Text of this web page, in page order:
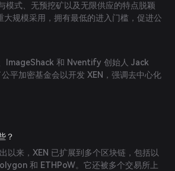
模式、无预挖矿以及无限供应的特点脱颖
大规模采用，拥有最低的进入门槛，促进公
ImageShack 和 Nventify 创始人 Jack
平加密基金会以开发 XEN，强调去中心化
？
以来，XEN 已扩展到多个区块链，包括以
和 ETHPoW。它还被多个交易所上